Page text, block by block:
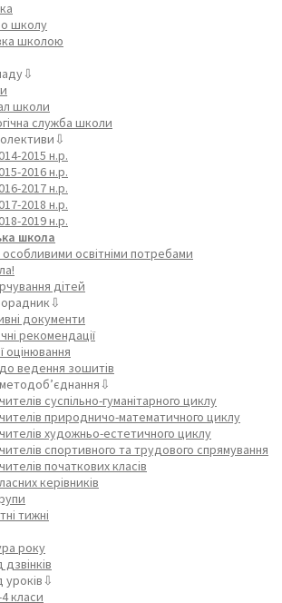
школу
школою
школи
служба школи
2015 н.р.
2016 н.р.
2017 н.р.
2018 н.р.
2019 н.р.
школа
особливими освітніми потребами
дітей
документи
рекомендації
оцінювання
ведення зошитів
методоб’єднання⇩
суспільно-гуманітарного циклу
природничо-математичного циклу
художньо-естетичного циклу
спортивного та трудового спрямування
початкових класів
керівників
тижні
року
уроків⇩
класи